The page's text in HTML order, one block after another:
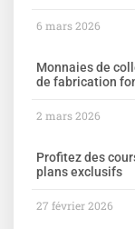
6 mars 2026
Monnaies de
de fabrication
2 mars 2026
Profitez des
plans exclusifs
27 février 2026